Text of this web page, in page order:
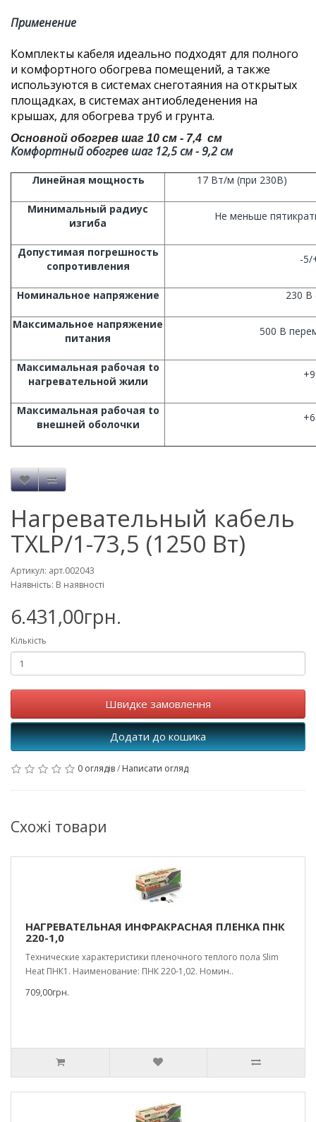
Применение
Комплекты кабеля идеально подходят для полного
и комфортного обогрева помещений, а также
используются в системах снеготаяния на открытых
площадках, в системах антиобледенения на
крышах, для обогрева труб и грунта.
Основной обогрев шаг 10 см - 7,4 см
Комфортный обогрев шаг 12,5 см - 9,2 см
Линейная мощность 17 Вт/м (при 230В)
Минимальный радиус
изгиба
Не меньше
Допустимая погрешность
сопротивления
-5/
Номинальное напряжение 230 В
Максимальное напряжение
питания
500 В
Максимальная рабочая to
нагревательной жили
Максимальная рабочая to
внешней оболочки
Нагревательный кабель
TXLP/1-73,5 (1250 Вт)
Артикул: арт.002043
Наявність: В наявності
6.431,00грн.
Кількість
Швидке замовлення
Додати до кошика
0 оглядів/ Написати огляд
Схожі товари
НАГРЕВАТЕЛЬНАЯ ИНФРАКРАСНАЯ ПЛЕНКА ПНК
220-1,0
Технические характеристики пленочного теплого пола Slim
Heat ПНК1. Наименование: ПНК 220-1,02. Номин..
709,00грн.